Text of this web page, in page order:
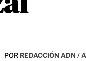
POR REDACCIÓN ADN /